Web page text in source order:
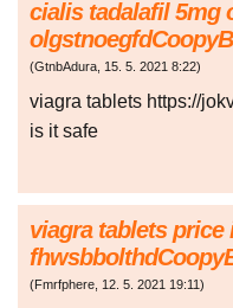
cialis tadalafil 5mg
(GtnbAdura, 15. 5. 2021 8:22)
viagra tablets https://
is it safe
viagra tablets price
(Fmrfphere, 12. 5. 2021 19:11)